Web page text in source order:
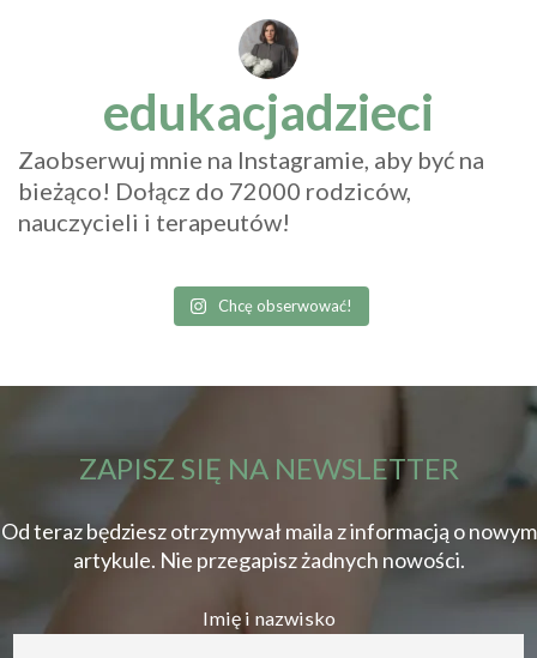
edukacjadzieci
Zaobserwuj mnie na Instagramie, aby być na
bieżąco! Dołącz do 72000 rodziców,
nauczycieli i terapeutów!
Chcę obserwować!
ZAPISZ SIĘ NA NEWSLETTER
Od teraz będziesz otrzymywał maila z informacją o nowym
artykule. Nie przegapisz żadnych nowości.
Imię i nazwisko